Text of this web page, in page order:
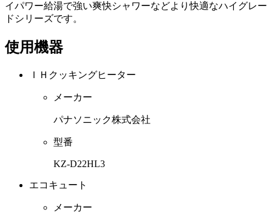
イパワー給湯で強い爽快シャワーなどより快適なハイグレー
ドシリーズです。
使用機器
ＩＨクッキングヒーター
メーカー
パナソニック株式会社
型番
KZ-D22HL3
エコキュート
メーカー